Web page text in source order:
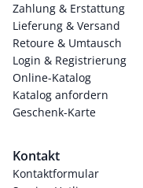
Zahlung & Erstattung
Lieferung & Versand
Retoure & Umtausch
Login & Registrierung
Online-Katalog
Katalog anfordern
Geschenk-Karte
Kontakt
Kontaktformular